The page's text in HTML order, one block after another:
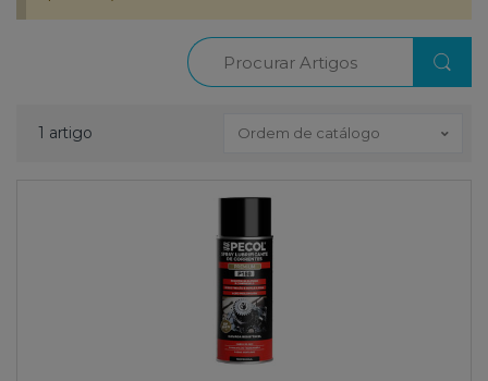
Procurar
1 artigo Ordem de catálogo